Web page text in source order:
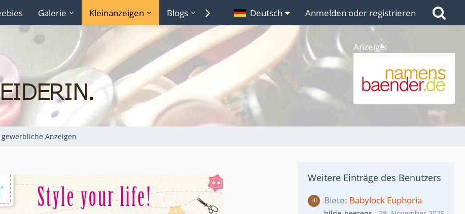
Galerie Kleinanzeigen Blogs Lexikon Links
Deutsch Anmelden oder registrieren
Anzeige:
gewerbliche Anzeigen
Weitere Einträge des Benutzers
Biete Babylock Euphoria